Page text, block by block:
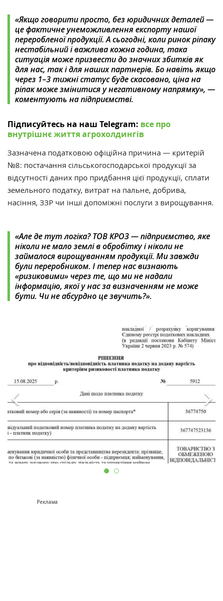
«Якщо говорити просто, без юридичних деталей —
це фактичне унеможливлення експорту нашої
переробленої продукції. А сьогодні, коли ринок ріпаку
нестабільний і важлива кожна година, така
ситуація може призвести до значних збитків як
для нас, так і для наших партнерів. Бо навіть якщо
через 1–3 тижні статус буде скасовано, ціна на
ріпак може змінитися у негативному напрямку», —
коментують на підприємстві.
Підписуйтесь на наш Telegram: все про
внутрішнє життя агрохолдингів
Зазначена податковою офіційна причина — критерій
№8: постачання сільськогосподарської продукції за
відсутності даних про придбання цієї продукції, сплати
земельного податку, витрат на пальне, добрива,
насіння, ЗЗР чи інші допоміжні послуги з вирощування.
«Але де тут логіка? ТОВ КРОЗ — підприємство, яке
ніколи не мало землі в обробітку і ніколи не
займалося вирощуванням продукції. Ми завжди
були переробником. І тепер нас визнають
«ризиковими» через те, що ми не надали
інформацію, якої у нас за визначенням не може
бути. Чи не абсурдно це звучить?».
Реклама